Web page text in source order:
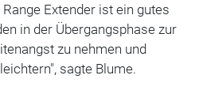
Extender ist ein gutes
in der Übergangsphase zur
zu nehmen und
sagte Blume.